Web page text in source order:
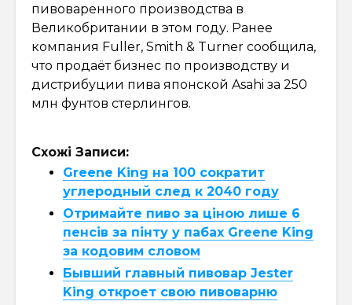
пивоваренного производства в
Великобритании в этом году. Ранее
компания Fuller, Smith & Turner сообщила,
что продаёт бизнес по производству и
дистрибуции пива японской Asahi за 250
млн фунтов стерлингов.
Схожі Записи:
Greene King на 100 сократит
углеродный след к 2040 году
Отримайте пиво за ціною лише 6
пенсів за пінту у пабах Greene King
за кодовим словом
Бывший главный пивовар Jester
King откроет свою пивоварню